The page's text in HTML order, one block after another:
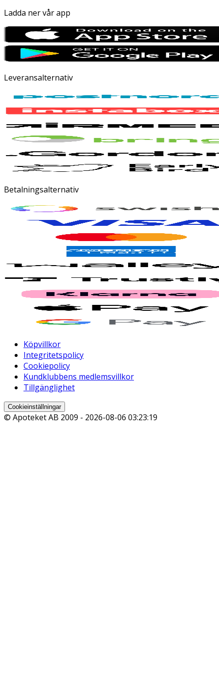
Ladda ner vår app
Leveransalternativ
Betalningsalternativ
Köpvillkor
Integritetspolicy
Cookiepolicy
Kundklubbens medlemsvillkor
Tillgänglighet
Cookieinställningar
© Apoteket AB 2009 - 2026-08-06 03:23:19